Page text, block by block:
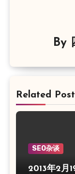
By
Related Post
SEO杂谈
2013年2月